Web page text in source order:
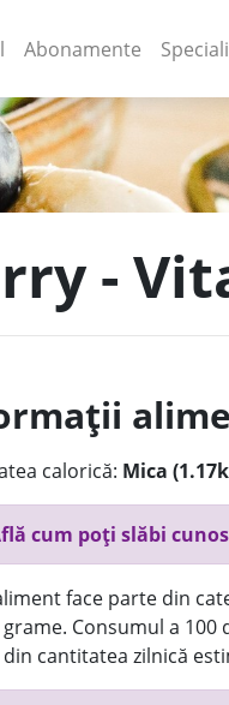
(current)
Abonamente
-
calorică: Mica
cum poți slăbi
face parte din
grame. Consumul a
cantitatea zilnică